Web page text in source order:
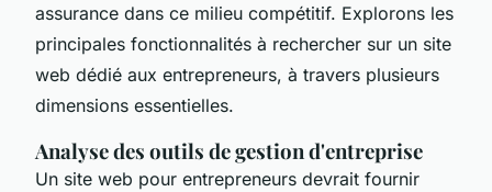
assurance dans ce milieu compétitif. Explorons les
principales fonctionnalités à rechercher sur un site
web dédié aux entrepreneurs, à travers plusieurs
dimensions essentielles.
Analyse des outils de gestion d'entreprise
Un site web pour entrepreneurs devrait fournir